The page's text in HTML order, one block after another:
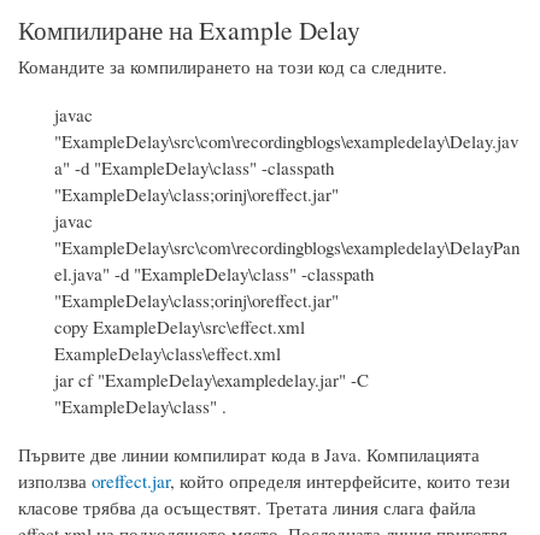
Компилиране на Example Delay
Командите за компилирането на този код са следните.
javac
"ExampleDelay\src\com\recordingblogs\exampledelay\Delay.jav
a" -d "ExampleDelay\class" -classpath
"ExampleDelay\class;orinj\oreffect.jar"
javac
"ExampleDelay\src\com\recordingblogs\exampledelay\DelayPan
el.java" -d "ExampleDelay\class" -classpath
"ExampleDelay\class;orinj\oreffect.jar"
copy ExampleDelay\src\effect.xml
ExampleDelay\class\effect.xml
jar cf "ExampleDelay\exampledelay.jar" -C
"ExampleDelay\class" .
Първите две линии компилират кода в Java. Компилацията
използва oreffect.jar, който определя интерфейсите, които тези
класове трябва да осъществят. Третата линия слага файла